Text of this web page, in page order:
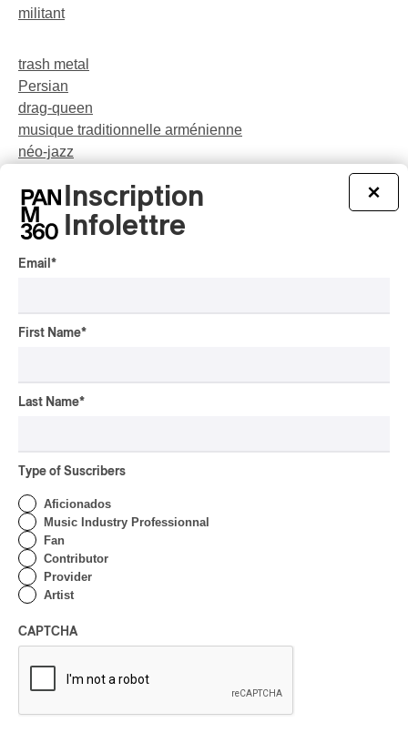
militant
trash metal
Persian
drag-queen
musique traditionnelle arménienne
néo-jazz
théâtre musical
pop
party
participatif
pop-opéra
J-Rock
chaoui
latin house
glam
pop symphonique
musique traditionnelle
pow wow
Dungeon Synth
SLACKER
Creative Music
festival
×
Inscription
Infolettre
Email *
First Name*
Last Name*
Type of Suscribers
Aficionados
Music Industry Professionnal
Fan
Contributor
Provider
Artist
CAPTCHA